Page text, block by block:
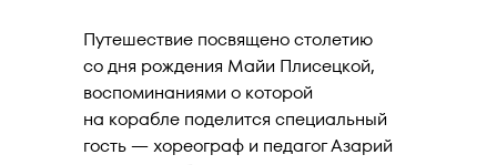
Путешествие посвящено столетию
со дня рождения Майи Плисецкой,
воспоминаниями о которой
на корабле поделится специальный
гость — хореограф и педагог Азарий